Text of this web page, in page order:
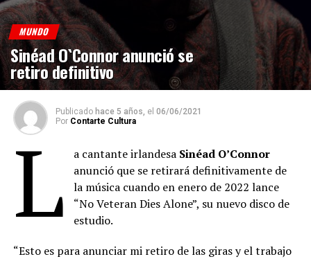
MUNDO
Sinéad O`Connor anunció se
retiro definitivo
Publicado hace 5 años, el 06/06/2021
Por Contarte Cultura
L a cantante irlandesa Sinéad O’Connor
anunció que se retirará definitivamente de
la música cuando en enero de 2022 lance
“No Veteran Dies Alone”, su nuevo disco de
estudio.
“Esto es para anunciar mi retiro de las giras y el trabajo